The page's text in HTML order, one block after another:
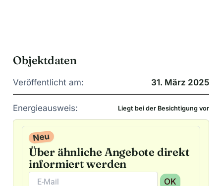
Objektdaten
Veröffentlicht am: 31. März 2025
Energieausweis: Liegt bei der Besichtigung vor
Neu
Über ähnliche Angebote direkt
informiert werden
OK